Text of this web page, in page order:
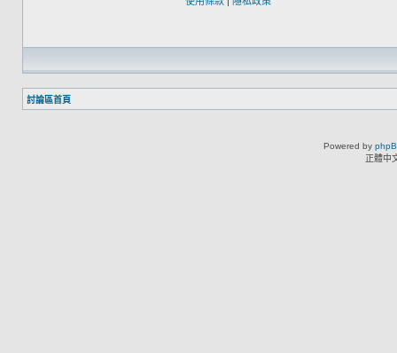
討論區首頁
Powered by
正體中